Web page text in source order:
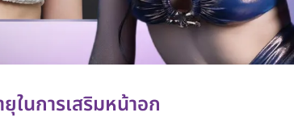
นการเสริมหน้าอก